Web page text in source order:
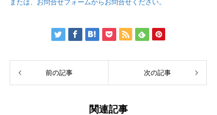
または、お問合せフォームからお問合せください。
前の記事 次の記事
関連記事